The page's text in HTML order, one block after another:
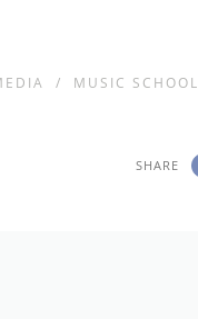
/ MUSIC SCHOOL
SHARE